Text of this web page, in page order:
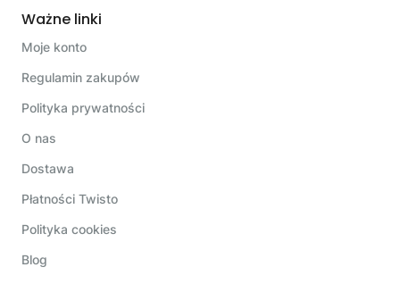
Ważne linki
Moje konto
Regulamin zakupów
Polityka prywatności
O nas
Dostawa
Płatności Twisto
Polityka cookies
Blog